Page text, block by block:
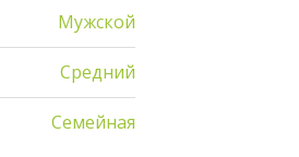
Мужской
Средний
Семейная